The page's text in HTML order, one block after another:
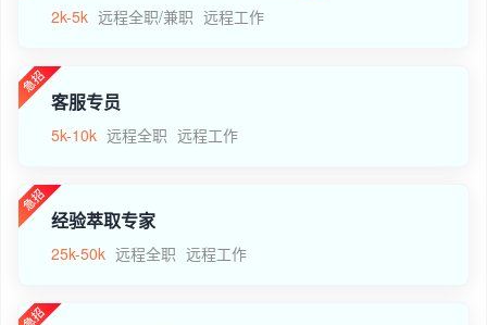
2k-5k 远程全职/兼职 远程工作
客服专员
5k-10k 远程全职 远程工作
经验萃取专家
25k-50k 远程全职 远程工作